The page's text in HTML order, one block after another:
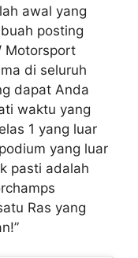
awal yang
posting
Motorsport
di seluruh
dapat Anda
waktu yang
1 yang luar
yang luar
pasti adalah
Ras yang